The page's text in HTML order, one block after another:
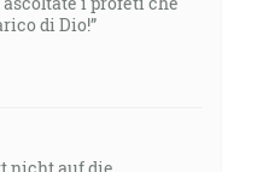
di Dio!”